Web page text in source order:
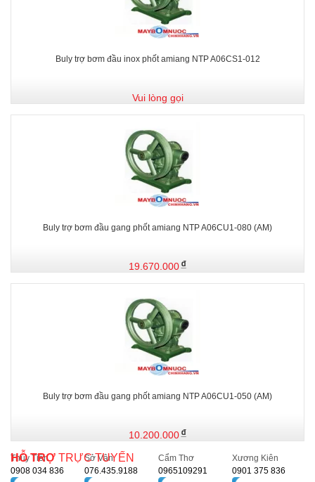
Buly trợ bơm đầu inox phốt amiang NTP A06CS1-012
Vui lòng gọi
Buly trợ bơm đầu gang phốt amiang NTP A06CU1-080 (AM)
19.670.000
Buly trợ bơm đầu gang phốt amiang NTP A06CU1-050 (AM)
10.200.000
HỖ TRỢ TRỰC TUYẾN
Thủy Tiên
0908 034 836
Sở Vân
076.435.9188
Cẩm Thơ
0965109291
Xương Kiên
0901 375 836